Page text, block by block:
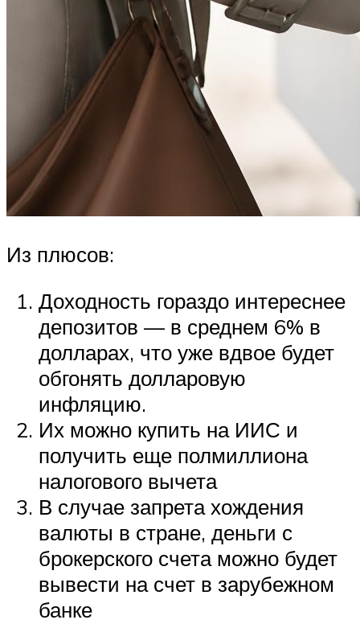
Из плюсов:
Доходность гораздо интереснее
депозитов — в среднем 6% в
долларах, что уже вдвое будет
обгонять долларовую
инфляцию.
Их можно купить на ИИС и
получить еще полмиллиона
налогового вычета
В случае запрета хождения
валюты в стране, деньги с
брокерского счета можно будет
вывести на счет в зарубежном
банке